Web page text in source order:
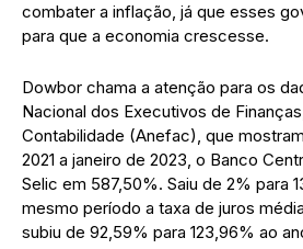
combater a inflação, já que esses
para que a economia crescesse.
Dowbor chama a atenção para os
Nacional dos Executivos de
Contabilidade (Anefac), que
2021 a janeiro de 2023, o Banco
Selic em 587,50%. Saiu de 2% para
mesmo período a taxa de juros
subiu de 92,59% para 123,96% ao